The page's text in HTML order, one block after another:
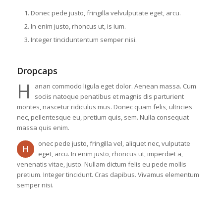
Donec pede justo, fringilla velvulputate eget, arcu.
In enim justo, rhoncus ut, is ium.
Integer tinciduntentum semper nisi.
Dropcaps
H
anan commodo ligula eget dolor. Aenean massa. Cum
sociis natoque penatibus et magnis dis parturient
montes, nascetur ridiculus mus. Donec quam felis, ultricies
nec, pellentesque eu, pretium quis, sem. Nulla consequat
massa quis enim.
H
onec pede justo, fringilla vel, aliquet nec, vulputate
eget, arcu. In enim justo, rhoncus ut, imperdiet a,
venenatis vitae, justo. Nullam dictum felis eu pede mollis
pretium. Integer tincidunt. Cras dapibus. Vivamus elementum
semper nisi.